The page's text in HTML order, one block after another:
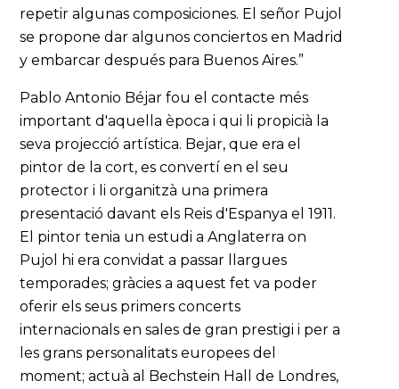
repetir algunas composiciones. El señor Pujol
se propone dar algunos conciertos en Madrid
y embarcar después para Buenos Aires.”
Pablo Antonio Béjar fou el contacte més
important d'aquella època i qui li propicià la
seva projecció artística. Bejar, que era el
pintor de la cort, es convertí en el seu
protector i li organitzà una primera
presentació davant els Reis d'Espanya el 1911.
El pintor tenia un estudi a Anglaterra on
Pujol hi era convidat a passar llargues
temporades; gràcies a aquest fet va poder
oferir els seus primers concerts
internacionals en sales de gran prestigi i per a
les grans personalitats europees del
moment; actuà al Bechstein Hall de Londres,